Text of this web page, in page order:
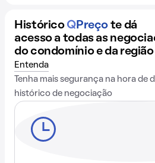
Histórico QPreço te dá
acesso a todas as
do condomínio e da região
Entenda
Tenha mais segurança na hora de
histórico de negociação